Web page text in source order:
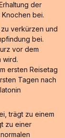
der
Knochen bei.
verkürzen und
bei.
vor dem
wird.
ersten Reisetag
Tagen nach
trägt zu einem
zu einer